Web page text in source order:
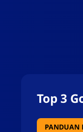
Top 3
PANDUAN